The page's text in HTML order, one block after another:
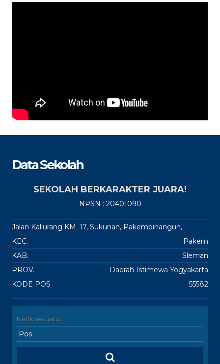
Data Sekolah
SEKOLAH BERKARAKTER JUARA!
NPSN : 20401090
Jalan Kaliurang KM. 17, Sukunan, Pakembinangun,
KEC.
Pakem
KAB.
Sleman
PROV.
Daerah Istimewa Yogyakarta
KODE POS
55582